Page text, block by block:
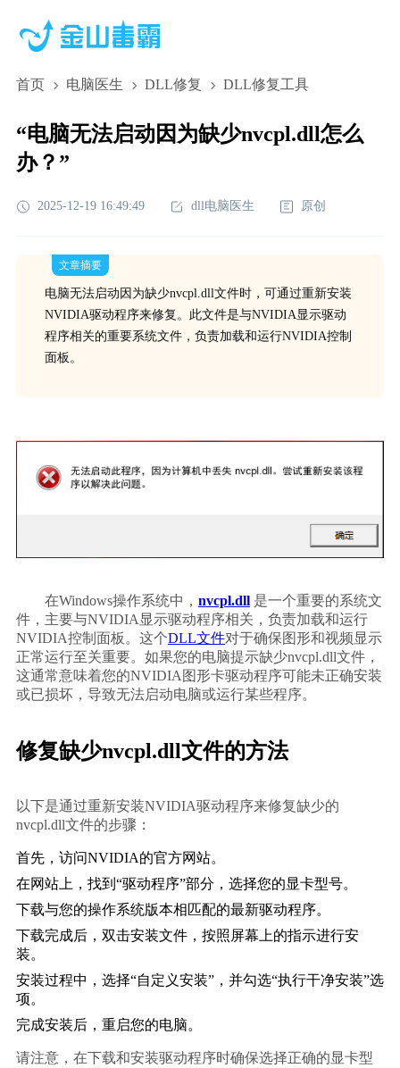
首页 电脑医生 DLL修复 DLL修复工具
“电脑无法启动因为缺少nvcpl.dll怎么
办？”
2025-12-19 16:49:49 dll电脑医生 原创
文章摘要
电脑无法启动因为缺少nvcpl.dll文件时，可通过重新安装
NVIDIA驱动程序来修复。此文件是与NVIDIA显示驱动
程序相关的重要系统文件，负责加载和运行NVIDIA控制
面板。
        在Windows操作系统中，
nvcpl.dll 是一个重要的系统文
件，主要与NVIDIA显示驱动程序相关，负责加载和运行
NVIDIA控制面板。这个DLL文件对于确保图形和视频显示
正常运行至关重要。如果您的电脑提示缺少nvcpl.dll文件，
这通常意味着您的NVIDIA图形卡驱动程序可能未正确安装
或已损坏，导致无法启动电脑或运行某些程序。
修复缺少nvcpl.dll文件的方法
以下是通过重新安装NVIDIA驱动程序来修复缺少的
nvcpl.dll文件的步骤：
首先，访问NVIDIA的官方网站。
在网站上，找到“驱动程序”部分，选择您的显卡型号。
下载与您的操作系统版本相匹配的最新驱动程序。
下载完成后，双击安装文件，按照屏幕上的指示进行安
装。
安装过程中，选择“自定义安装”，并勾选“执行干净安装”选
项。
完成安装后，重启您的电脑。
请注意，在下载和安装驱动程序时确保选择正确的显卡型